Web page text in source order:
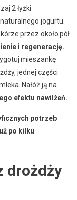
2 łyżki
jogurtu.
przez około pół
i regenerację.
mieszankę
jednej części
Nałóż ją na
efektu nawilżeń.
potrzeb
po kilku
drożdży